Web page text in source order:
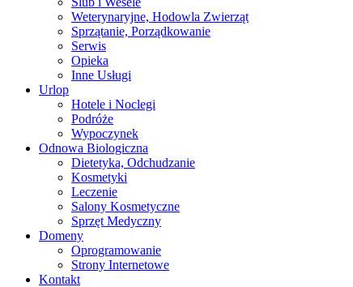
Weterynaryjne, Hodowla Zwierząt
Sprzątanie, Porządkowanie
Serwis
Opieka
Inne Usługi
Urlop
Hotele i Noclegi
Podróże
Wypoczynek
Odnowa Biologiczna
Dietetyka, Odchudzanie
Kosmetyki
Leczenie
Salony Kosmetyczne
Sprzęt Medyczny
Domeny
Oprogramowanie
Strony Internetowe
Kontakt